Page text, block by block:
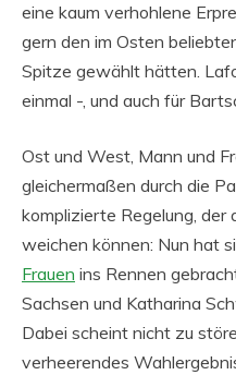
eine kaum verhohlene
gern den im Osten
Spitze gewählt hätten.
einmal -, und auch für
Ost und West, Mann und
gleichermaßen durch die
komplizierte Regelung,
weichen können: Nun hat
Frauen ins Rennen
Sachsen und Katharina
Dabei scheint nicht zu
verheerendes